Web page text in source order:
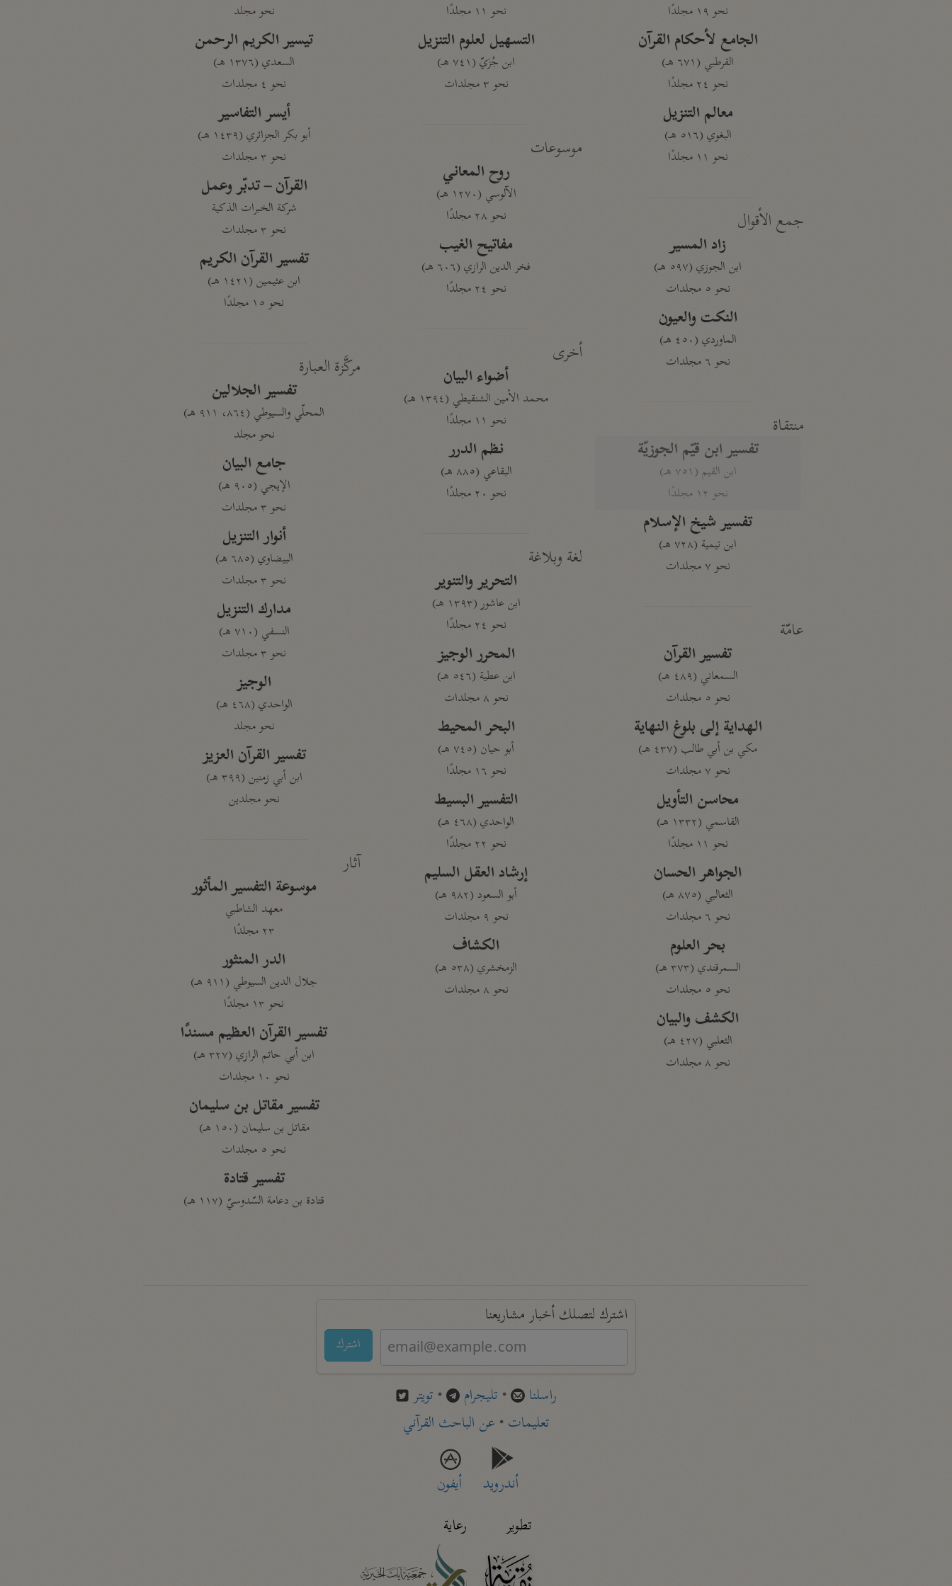
نحو ١٩ مجلدًا
الجامع لأحكام القرآن
القرطبي (٦٧١ هـ)
نحو ٢٤ مجلدًا
معالم التنزيل
البغوي (٥١٦ هـ)
نحو ١١ مجلدًا
جمع الأقوال
زاد المسير
ابن الجوزي (٥٩٧ هـ)
نحو ٥ مجلدات
النكت والعيون
الماوردي (٤٥٠ هـ)
نحو ٦ مجلدات
منتقاة
تفسير ابن قيّم الجوزيّة
ابن القيم (٧٥١ هـ)
نحو ١٢ مجلدًا
تفسير شيخ الإسلام
ابن تيمية (٧٢٨ هـ)
نحو ٧ مجلدات
عامّة
تفسير القرآن
السمعاني (٤٨٩ هـ)
نحو ٥ مجلدات
الهداية إلى بلوغ النهاية
مكي بن أبي طالب (٤٣٧ هـ)
نحو ٧ مجلدات
محاسن التأويل
القاسمي (١٣٣٢ هـ)
نحو ١١ مجلدًا
الجواهر الحسان
الثعالبي (٨٧٥ هـ)
نحو ٦ مجلدات
بحر العلوم
السمرقندي (٣٧٣ هـ)
نحو ٥ مجلدات
الكشف والبيان
الثعلبي (٤٢٧ هـ)
نحو ٨ مجلدات
نحو ١١ مجلدًا
التسهيل لعلوم التنزيل
ابن جُزَيّ (٧٤١ هـ)
نحو ٣ مجلدات
موسوعات
روح المعاني
الآلوسي (١٢٧٠ هـ)
نحو ٢٨ مجلدًا
مفاتيح الغيب
فخر الدين الرازي (٦٠٦ هـ)
نحو ٢٤ مجلدًا
أخرى
أضواء البيان
محمد الأمين الشنقيطي (١٣٩٤ هـ)
نحو ١١ مجلدًا
نظم الدرر
البقاعي (٨٨٥ هـ)
نحو ٢٠ مجلدًا
لغة وبلاغة
التحرير والتنوير
ابن عاشور (١٣٩٣ هـ)
نحو ٢٤ مجلدًا
المحرر الوجيز
ابن عطية (٥٤٦ هـ)
نحو ٨ مجلدات
البحر المحيط
أبو حيان (٧٤٥ هـ)
نحو ١٦ مجلدًا
التفسير البسيط
الواحدي (٤٦٨ هـ)
نحو ٢٢ مجلدًا
إرشاد العقل السليم
أبو السعود (٩٨٢ هـ)
نحو ٩ مجلدات
الكشاف
الزمخشري (٥٣٨ هـ)
نحو ٨ مجلدات
نحو مجلد
تيسير الكريم الرحمن
السعدي (١٣٧٦ هـ)
نحو ٤ مجلدات
أيسر التفاسير
أبو بكر الجزائري (١٤٣٩ هـ)
نحو ٣ مجلدات
القرآن – تدبّر وعمل
شركة الخبرات الذكية
نحو ٣ مجلدات
تفسير القرآن الكريم
ابن عثيمين (١٤٢١ هـ)
نحو ١٥ مجلدًا
مركَّزة العبارة
تفسير الجلالين
المحلّي والسيوطي (٨٦٤، ٩١١ هـ)
نحو مجلد
جامع البيان
الإيجي (٩٠٥ هـ)
نحو ٣ مجلدات
أنوار التنزيل
البيضاوي (٦٨٥ هـ)
نحو ٣ مجلدات
مدارك التنزيل
النسفي (٧١٠ هـ)
نحو ٣ مجلدات
الوجيز
الواحدي (٤٦٨ هـ)
نحو مجلد
تفسير القرآن العزيز
ابن أبي زمنين (٣٩٩ هـ)
نحو مجلدين
آثار
موسوعة التفسير المأثور
معهد الشاطبي
٢٣ مجلدًا
الدر المنثور
جلال الدين السيوطي (٩١١ هـ)
نحو ١٣ مجلدًا
تفسير القرآن العظيم مسندًا
ابن أبي حاتم الرازي (٣٢٧ هـ)
نحو ١٠ مجلدات
تفسير مقاتل بن سليمان
مقاتل بن سليمان (١٥٠ هـ)
نحو ٥ مجلدات
تفسير قتادة
قتادة بن دعامة السّدوسيّ (١١٧ هـ)
اشترك لتصلك أخبار مشاريعنا
اشترك
راسلنا • تليجرام • تويتر
تعليمات• عن الباحث القرآني
أندرويد
أيفون
تطوير
رعاية